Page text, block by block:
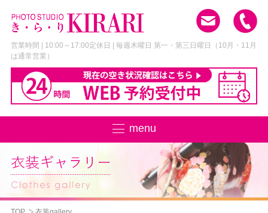
営業時間 | 10:00～17:00定休日 | 毎週木曜日 第一・第三日曜日
（10月・11月
は通常営業）
menu